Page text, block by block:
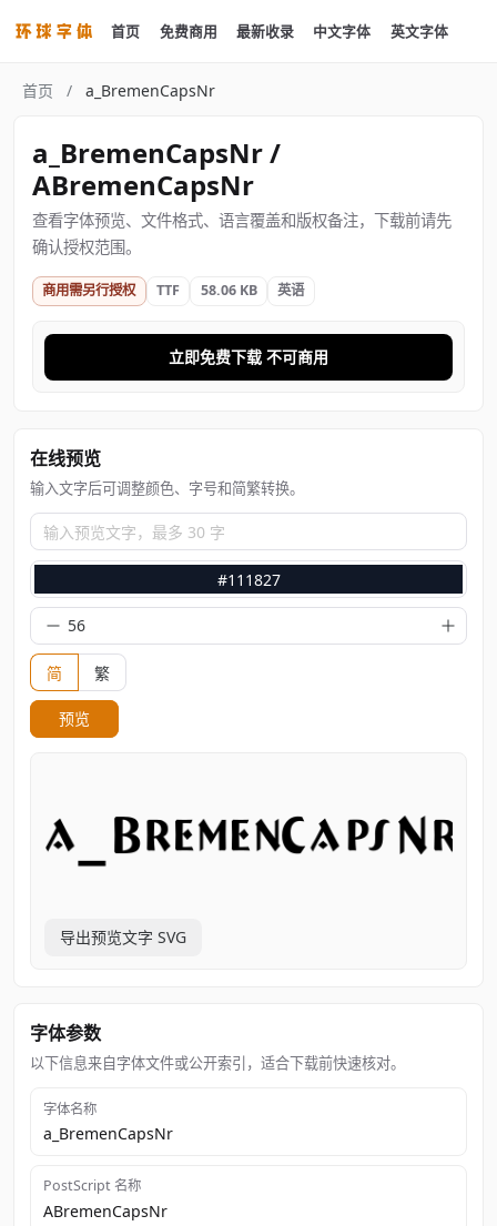
首页 免费商用 最新收录 中文字体 英文字体
首页 / a_BremenCapsNr
a_BremenCapsNr /
ABremenCapsNr
查看字体预览、文件格式、语言覆盖和版权备注，下载前请先
确认授权范围。
商用需另行授权 TTF 58.06 KB 英语
立即免费下载 不可商用
在线预览
输入文字后可调整颜色、字号和简繁转换。
输入预览文字，最多 30 字
#111827
简 繁
预览
导出预览文字 SVG
字体参数
以下信息来自字体文件或公开索引，适合下载前快速核对。
字体名称
a_BremenCapsNr
PostScript 名称
ABremenCapsNr